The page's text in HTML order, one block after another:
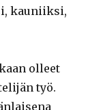
kauniiksi,
olleet
työ.